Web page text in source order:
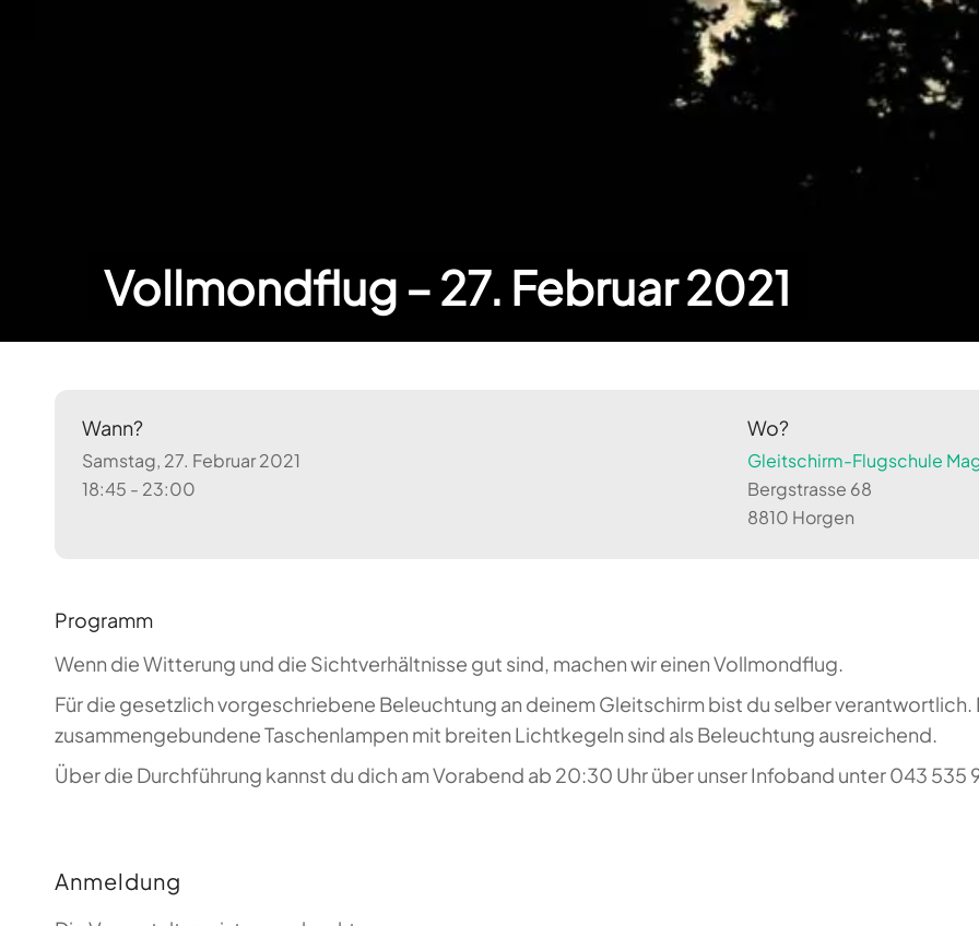
Vollmondflug – 27. Februar 2021
Wann?
Samstag, 27. Februar 2021
18:45 - 23:00
Wo?
Gleitschirm-Flugschule
Bergstrasse 68
8810 Horgen
Programm
Wenn die Witterung und die Sichtverhältnisse gut sind, machen wir einen Vollmondflug.
Für die gesetzlich vorgeschriebene Beleuchtung an deinem Gleitschirm bist du selber
zusammengebundene Taschenlampen mit breiten Lichtkegeln sind als Beleuchtung ausreichend.
Über die Durchführung kannst du dich am Vorabend ab 20:30 Uhr über unser Infoband unter 043 535
Anmeldung